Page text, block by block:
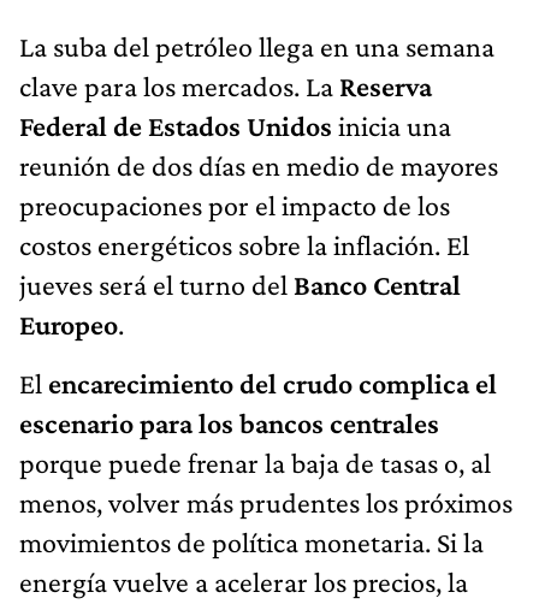
La suba del petróleo llega en una semana
clave para los mercados. La Reserva
Federal de Estados Unidos inicia una
reunión de dos días en medio de mayores
preocupaciones por el impacto de los
costos energéticos sobre la inflación. El
jueves será el turno del Banco Central
Europeo.
El encarecimiento del crudo complica el
escenario para los bancos centrales
porque puede frenar la baja de tasas o, al
menos, volver más prudentes los próximos
movimientos de política monetaria. Si la
energía vuelve a acelerar los precios, la